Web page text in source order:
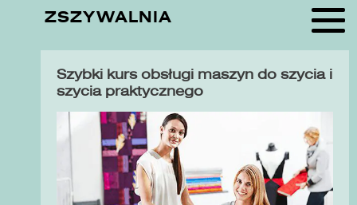
ZSZYWALNIA
Szybki kurs obsługi maszyn do szycia i
szycia praktycznego